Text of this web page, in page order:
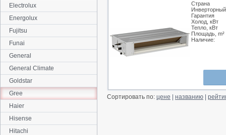
Страна
Инверторный
Гарантия
Холод, кВт
Тепло, кВт
Площадь, m²
Наличие:
Сортировать по: цене названию
Electrolux
Energolux
Fujitsu
Funai
General
General Climate
Goldstar
Gree
Haier
Hisense
Hitachi